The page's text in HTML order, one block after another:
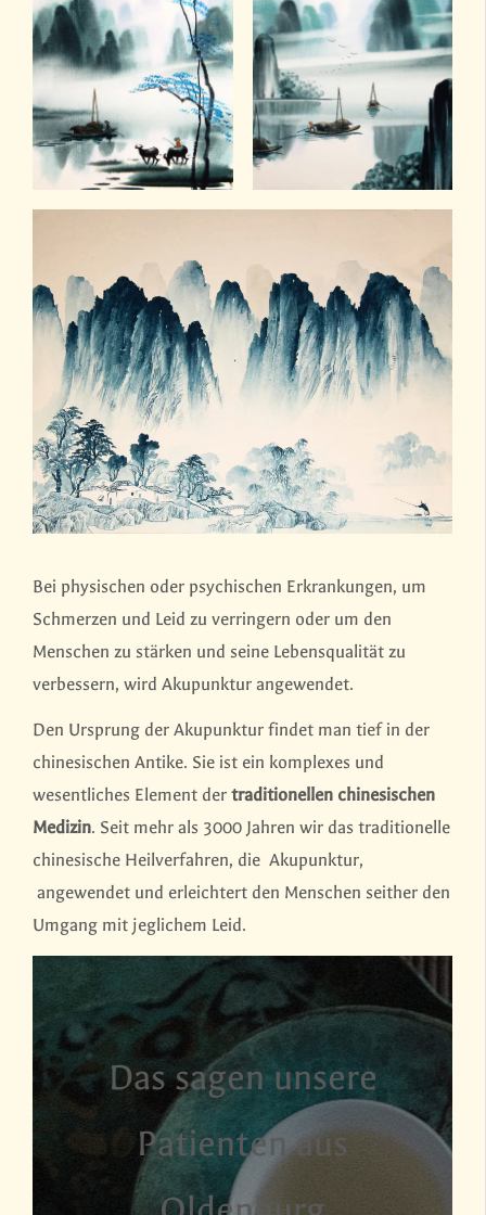
Bei physischen oder psychischen Erkrankungen, um
Schmerzen und Leid zu verringern oder um den
Menschen zu stärken und seine Lebensqualität zu
verbessern, wird Akupunktur angewendet.
Den Ursprung der Akupunktur findet man tief in der
chinesischen Antike. Sie ist ein komplexes und
wesentliches Element der traditionellen chinesischen
Medizin. Seit mehr als 3000 Jahren wir das traditionelle
chinesische Heilverfahren, die Akupunktur,
angewendet und erleichtert den Menschen seither den
Umgang mit jeglichem Leid.
Das sagen unsere
Patienten aus